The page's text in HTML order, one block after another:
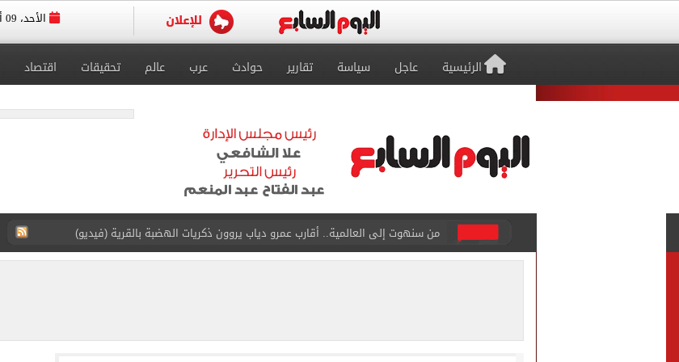
الأحد، 09 أغسطس 2026
الرئيسية عاجل سياسة تقارير حوادث عرب عالم تحقيقات اقتصاد
من سنهوت إلى العالمية.. أقارب عمرو دياب يروون ذكريات الهضبة بالقرية (فيديو)
الجارديان: طرابزون سبور هز عرش أندية إسطنبول بالتعاقد مع محمد صلاح